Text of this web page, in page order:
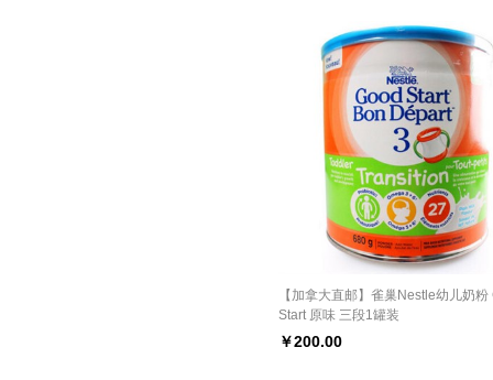
【加拿大直邮】雀巢Nestle幼儿奶粉
Start 原味 三段1罐装
￥200.00